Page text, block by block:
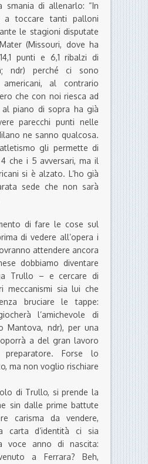
smania di allenarlo: “In
a toccare tanti palloni
le stagioni disputate
(Missouri, dove ha
punti e 6,1 ribalzi di
ndr) perché ci sono
al contrario
che con noi riesca ad
al piano di sopra ha già
parecchi punti nelle
ne sanno qualcosa.
gli permette di
che i 5 avversari, ma il
si è alzato. L’ho già
sede che non sarà
di fare le cose sul
di vedere all’opera i
attendere ancora
dobbiamo diventare
Trullo – e cercare di
meccanismi sia lui che
bruciare le tappe:
l’amichevole di
Mantova, ndr), per una
a del gran lavoro
Forse lo
ma non voglio rischiare
di Trullo, si prende la
sin dalle prime battute
carisma da vendere,
carta d’identità ci sia
voce anno di nascita:
a Ferrara? Beh,